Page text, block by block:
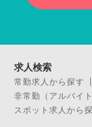
求人検索
常勤求人から探す
非常勤（アルバイ
スポット求人から